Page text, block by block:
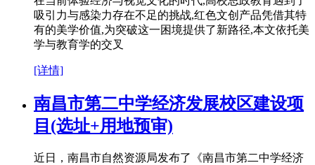
吸引力与感染力存在不足的挑战,红色文创产品凭借其特
有的美学价值,为突破这一困境提供了新路径,本文依托美
学与教育学的交叉
[详情]
南昌市第二中学经济发展校区建设项
目(选址+用地预审)
近日，南昌市自然资源局发布了《南昌市第二中学经济